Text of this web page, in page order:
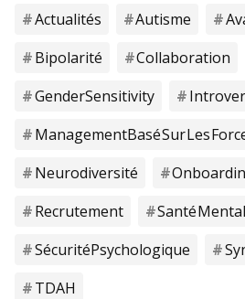
Actualités Autisme
Bipolarité
Collaboration
Gender Sensitivity
Management Basé Sur Les
Neurodiversité
Recrutement
Santé
Sécurité Psychologique
TDAH